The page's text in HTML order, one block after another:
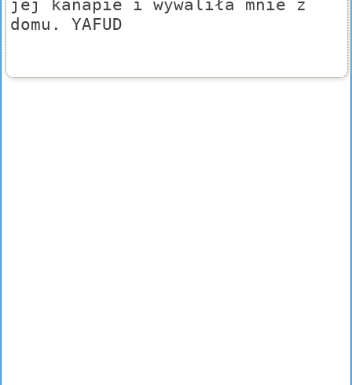
jej kanapie i wywaliła mnie z
domu. YAFUD